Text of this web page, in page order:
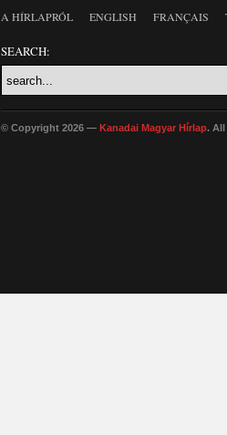
A HÍRLAPRÓL ENGLISH FRANÇAIS
SEARCH:
© Copyright 2026 — Kanadai Magyar Hírlap. All